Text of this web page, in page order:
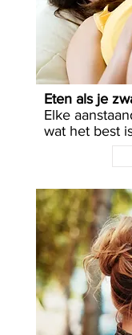
Eten als je
Elke
wat het best